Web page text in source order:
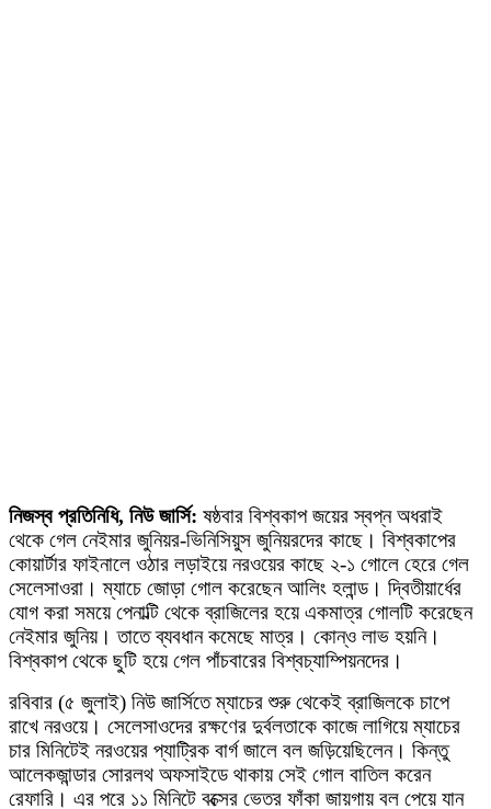
নিজস্ব প্রতিনিধি, নিউ জার্সি: ষষ্ঠবার বিশ্বকাপ জয়ের স্বপ্ন অধরাই
থেকে গেল নেইমার জুনিয়র-ভিনিসিয়ুস জুনিয়রদের কাছে। বিশ্বকাপের
কোয়ার্টার ফাইনালে ওঠার লড়াইয়ে নরওয়ের কাছে ২-১ গোলে হেরে গেল
সেলেসাওরা। ম্যাচে জোড়া গোল করেছেন আলিং হলান্ড। দ্বিতীয়ার্ধের
যোগ করা সময়ে পেনাল্টি থেকে ব্রাজিলের হয়ে একমাত্র গোলটি করেছেন
নেইমার জুনিয়। তাতে ব্যবধান কমেছে মাত্র। কোন্ও লাভ হয়নি।
বিশ্বকাপ থেকে ছুটি হয়ে গেল পাঁচবারের বিশ্বচ্যাম্পিয়নদের।
রবিবার (৫ জুলাই) নিউ জার্সিতে ম্যাচের শুরু থেকেই ব্রাজিলকে চাপে
রাখে নরওয়ে। সেলেসাওদের রক্ষণের দুর্বলতাকে কাজে লাগিয়ে ম্যাচের
চার মিনিটেই নরওয়ের প্যাট্রিক বার্গ জালে বল জড়িয়েছিলেন। কিন্তু
আলেকজান্ডার সোরলথ অফসাইডে থাকায় সেই গোল বাতিল করেন
রেফারি। এর পরে ১১ মিনিটে বক্সের ভেতর ফাঁকা জায়গায় বল পেয়ে যান